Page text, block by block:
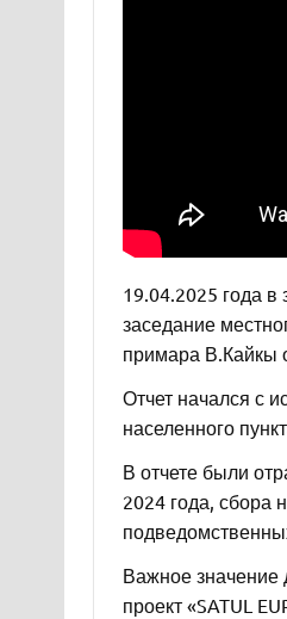
19.04.2025 года
заседание
примара В.Кайкы
Отчет начался с
населенного
В отчете были
2024 года, сбора
Важное значение
проект «SATUL